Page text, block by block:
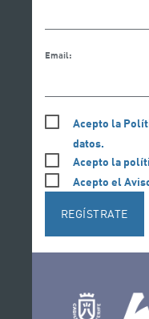
Email:
Acepto la
datos.
Acepto la
Acepto el
REGÍSTRATE